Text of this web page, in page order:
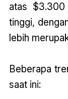
atas
tinggi,
lebih
Beberapa
saat ini: